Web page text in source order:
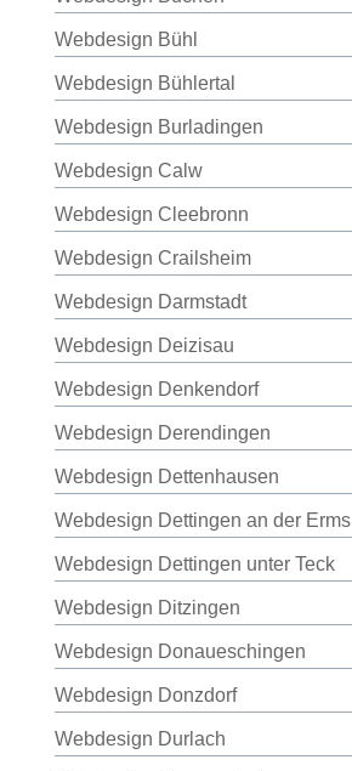
Webdesign Bühl
Webdesign Bühlertal
Webdesign Burladingen
Webdesign Calw
Webdesign Cleebronn
Webdesign Crailsheim
Webdesign Darmstadt
Webdesign Deizisau
Webdesign Denkendorf
Webdesign Derendingen
Webdesign Dettenhausen
Webdesign Dettingen an der Erms
Webdesign Dettingen unter Teck
Webdesign Ditzingen
Webdesign Donaueschingen
Webdesign Donzdorf
Webdesign Durlach